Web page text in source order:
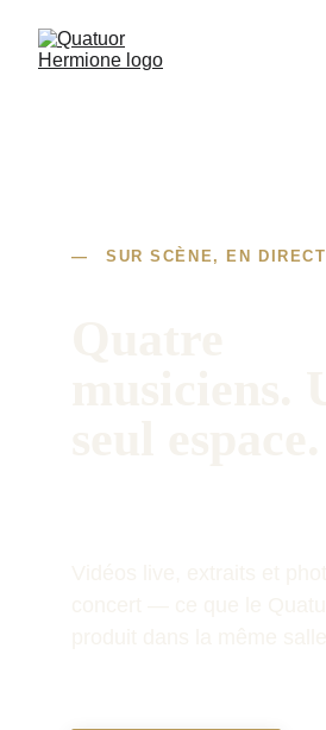
— SUR SCÈNE, EN DIRECT